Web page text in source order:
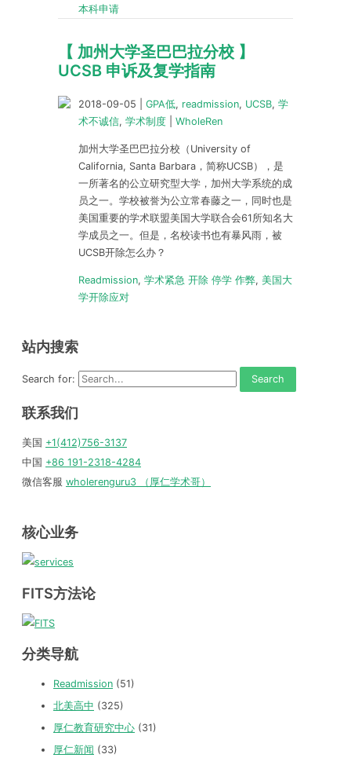
本科申请
【 加州大学圣巴巴拉分校 】
UCSB 申诉及复学指南
2018-09-05 GPA低, readmission, UCSB, 学
术不诚信, 学术制度 WholeRen
加州大学圣巴巴拉分校（University of
California, Santa Barbara，简称UCSB），是
一所著名的公立研究型大学，加州大学系统的成
员之一。学校被誉为公立常春藤之一，同时也是
美国重要的学术联盟美国大学联合会61所知名大
学成员之一。但是，名校读书也有暴风雨，被
UCSB开除怎么办？
Readmission, 学术紧急 开除 停学 作弊, 美国大
学开除应对
站内搜索
Search for:
联系我们
美国 +1(412)756-3137
中国 +86 191-2318-4284
微信客服 wholerenguru3 （厚仁学术哥）
核心业务
FITS方法论
分类导航
Readmission (51)
北美高中 (325)
厚仁教育研究中心 (31)
厚仁新闻 (33)